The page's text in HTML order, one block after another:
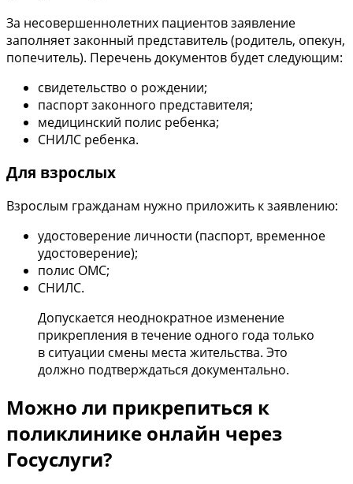
За несовершеннолетних пациентов заявление
заполняет законный представитель (родитель, опекун,
попечитель). Перечень документов будет следующим:
свидетельство о рождении;
паспорт законного представителя;
медицинский полис ребенка;
СНИЛС ребенка.
Для взрослых
Взрослым гражданам нужно приложить к заявлению:
удостоверение личности (паспорт, временное
удостоверение);
полис ОМС;
СНИЛС.
Допускается неоднократное изменение
прикрепления в течение одного года только
в ситуации смены места жительства. Это
должно подтверждаться документально.
Можно ли прикрепиться к
поликлинике онлайн через
Госуслуги?